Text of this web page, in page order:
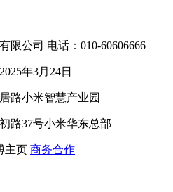
限公司 电话：010-60606666
年3月24日
路小米智慧产业园
路37号小米华东总部
主页 商务合作